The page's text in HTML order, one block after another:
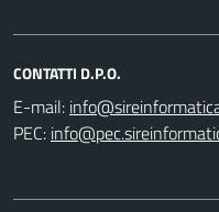
CONTATTI D.P.O.
E-mail:
PEC: